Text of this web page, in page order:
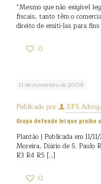
“Mesmo que não exigível
fiscais, tanto têm o
direito de emiti-las para fins
0
11 de novembro de 2008
Publicado por EFS
Grupo defende lei que
Plantão | Publicada em 11/
Moreira, Diário de S. Paulo
R3 R4 R5 […]
0